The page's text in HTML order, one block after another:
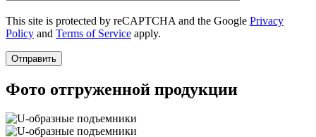
This site is protected by reCAPTCHA and the Google Privacy
Policy and Terms of Service apply.
Фото отгруженной продукции